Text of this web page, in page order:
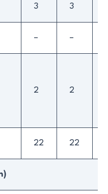
3 3
– –
2 2
22 22